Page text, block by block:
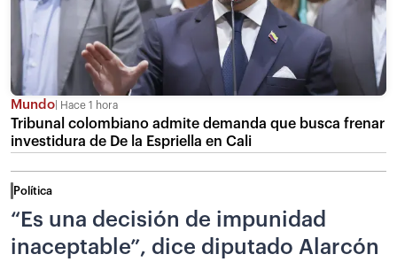
Mundo Hace 1 hora
Tribunal colombiano admite demanda que busca frenar
investidura de De la Espriella en Cali
Política
“Es una decisión de impunidad
inaceptable”, dice diputado Alarcón